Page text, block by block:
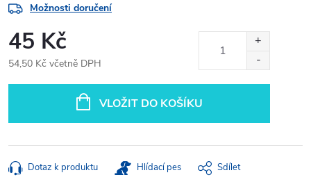
Možnosti doručení
45 Kč
54,50 Kč včetně DPH
VLOŽIT DO KOŠÍKU
Dotaz k produktu Hlídací pes Sdílet